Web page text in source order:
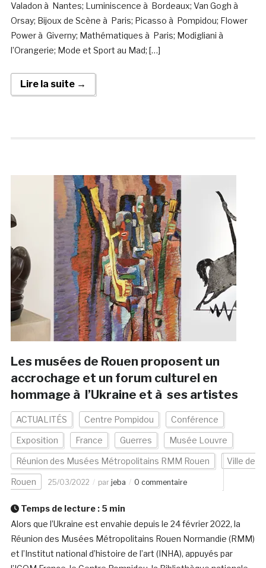
Valadon à Nantes; Luminiscence à Bordeaux; Van Gogh à
Orsay; Bijoux de Scène à Paris; Picasso à Pompidou; Flower
Power à Giverny; Mathématiques à Paris; Modigliani à
l’Orangerie; Mode et Sport au Mad; […]
Lire la suite →
Les musées de Rouen proposent un
accrochage et un forum culturel en
hommage à l’Ukraine et à ses artistes
ACTUALITÉS Centre Pompidou Conférence
Exposition France Guerres Musée Louvre
Réunion des Musées Métropolitains RMM Rouen Ville de
Rouen 25/03/2022 par jeba 0 commentaire
Temps de lecture : 5 min
Alors que l’Ukraine est envahie depuis le 24 février 2022, la
Réunion des Musées Métropolitains Rouen Normandie (RMM)
et l’Institut national d’histoire de l’art (INHA), appuyés par